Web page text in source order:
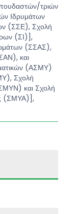
τριών
Ιδρυμάτων
(ΣΣΕ), Σχολή
(ΣΙ)],
(ΣΣΑΣ),
και
(ΑΣΜΥ)
Σχολή
και Σχολή
(ΣΜΥΑ)],